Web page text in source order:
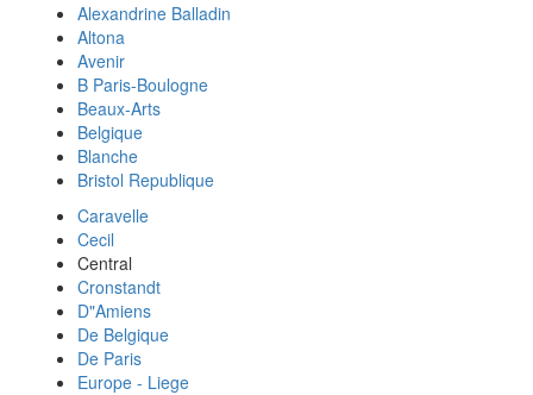
Alexandrine Balladin
Altona
Avenir
B Paris-Boulogne
Beaux-Arts
Belgique
Blanche
Bristol Republique
Caravelle
Cecil
Central
Cronstandt
D"Amiens
De Belgique
De Paris
Europe - Liege